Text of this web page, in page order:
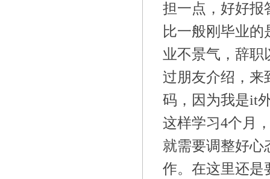
担一点，好好报
比一般刚毕业
业不景气，辞职
过朋友介绍，来
码，因为我是it
这样学习4个月
就需要调整好心
作。在这里还是